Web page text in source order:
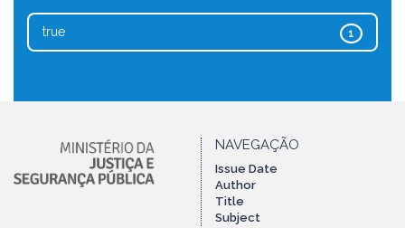
1
true
NAVEGAÇÃO
Issue Date
Author
Title
Subject